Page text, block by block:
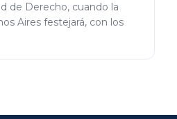
de Derecho, cuando la
Aires festejará, con los